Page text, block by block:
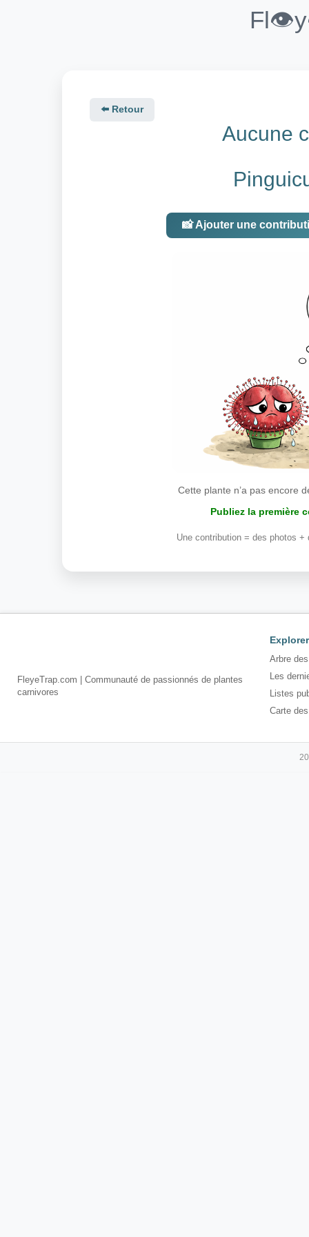
⬅️ Retour
Aucune
📸 Ajouter une
Cette plante n’a pas encore
Publiez la première
Une contribution = des photos
FleyeTrap.com | Communauté de passionnés de plantes
carnivores
Explorer
Arbre
Les
Listes
Carte